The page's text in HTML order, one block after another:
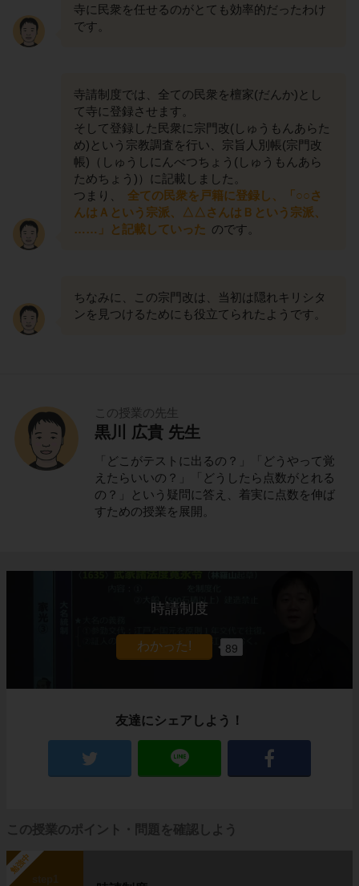
寺に民衆を任せるのがとても効率的だったわけ
です。
寺請制度では、全ての民衆を檀家(だんか)とし
て寺に登録させます。
そして登録した民衆に宗門改(しゅうもんあらた
め)という宗教調査を行い、宗旨人別帳(宗門改
帳)（しゅうしにんべつちょう(しゅうもんあら
ためちょう)）に記載しました。
つまり、
全ての民衆を戸籍に登録し、「○○さ
んはＡという宗派、△△さんはＢという宗派、
……」と記載していった のです。
ちなみに、この宗門改は、当初は隠れキリシタ
ンを見つけるためにも役立てられたようです。
この授業の先生
黒川 広貴 先生
「どこがテストに出るの？」「どうやって覚
えたらいいの？」「どうしたら点数がとれる
の？」という疑問に答え、着実に点数を伸ば
すための授業を展開。
時請制度
89
友達にシェアしよう！
この授業のポイント・問題を確認しよう
勉強中